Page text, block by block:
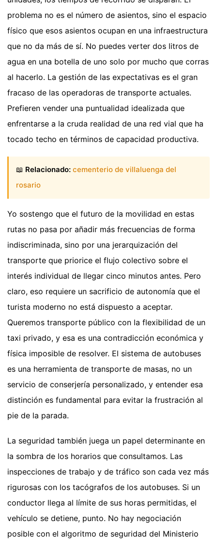
problema no es el número de asientos, sino el espacio
físico que esos asientos ocupan en una infraestructura
que no da más de sí. No puedes verter dos litros de
agua en una botella de uno solo por mucho que corras
al hacerlo. La gestión de las expectativas es el gran
fracaso de las operadoras de transporte actuales.
Prefieren vender una puntualidad idealizada que
enfrentarse a la cruda realidad de una red vial que ha
tocado techo en términos de capacidad productiva.
📖 Relacionado: cementerio de villaluenga del
rosario
Yo sostengo que el futuro de la movilidad en estas
rutas no pasa por añadir más frecuencias de forma
indiscriminada, sino por una jerarquización del
transporte que priorice el flujo colectivo sobre el
interés individual de llegar cinco minutos antes. Pero
claro, eso requiere un sacrificio de autonomía que el
turista moderno no está dispuesto a aceptar.
Queremos transporte público con la flexibilidad de un
taxi privado, y esa es una contradicción económica y
física imposible de resolver. El sistema de autobuses
es una herramienta de transporte de masas, no un
servicio de conserjería personalizado, y entender esa
distinción es fundamental para evitar la frustración al
pie de la parada.
La seguridad también juega un papel determinante en
la sombra de los horarios que consultamos. Las
inspecciones de trabajo y de tráfico son cada vez más
rigurosas con los tacógrafos de los autobuses. Si un
conductor llega al límite de sus horas permitidas, el
vehículo se detiene, punto. No hay negociación
posible con el algoritmo de seguridad del Ministerio